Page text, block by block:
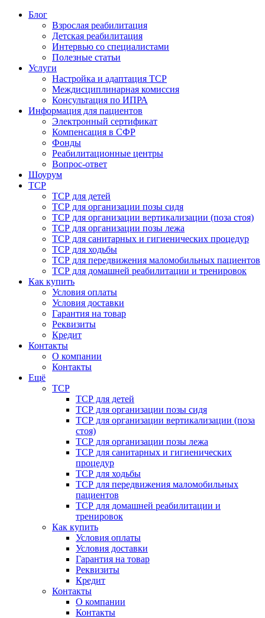
Блог
Взрослая реабилитация
Детская реабилитация
Интервью со специалистами
Полезные статьи
Услуги
Настройка и адаптация ТСР
Междисциплинарная комиссия
Консультация по ИПРА
Информация для пациентов
Электронный сертификат
Компенсация в СФР
Фонды
Реабилитационные центры
Вопрос-ответ
Шоурум
ТСР
ТСР для детей
ТСР для организации позы сидя
ТСР для организации вертикализации (поза стоя)
ТСР для организации позы лежа
ТСР для санитарных и гигиенических процедур
ТСР для ходьбы
ТСР для передвижения маломобильных пациентов
ТСР для домашней реабилитации и тренировок
Как купить
Условия оплаты
Условия доставки
Гарантия на товар
Реквизиты
Кредит
Контакты
О компании
Контакты
Ещё
ТСР
ТСР для детей
ТСР для организации позы сидя
ТСР для организации вертикализации (поза
стоя)
ТСР для организации позы лежа
ТСР для санитарных и гигиенических
процедур
ТСР для ходьбы
ТСР для передвижения маломобильных
пациентов
ТСР для домашней реабилитации и
тренировок
Как купить
Условия оплаты
Условия доставки
Гарантия на товар
Реквизиты
Кредит
Контакты
О компании
Контакты